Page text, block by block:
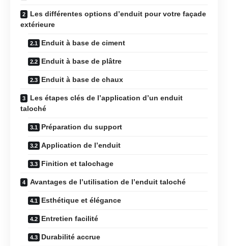
Les différentes options d’enduit pour votre façade
extérieure
Enduit à base de ciment
Enduit à base de plâtre
Enduit à base de chaux
Les étapes clés de l’application d’un enduit
taloché
Préparation du support
Application de l’enduit
Finition et talochage
Avantages de l’utilisation de l’enduit taloché
Esthétique et élégance
Entretien facilité
Durabilité accrue